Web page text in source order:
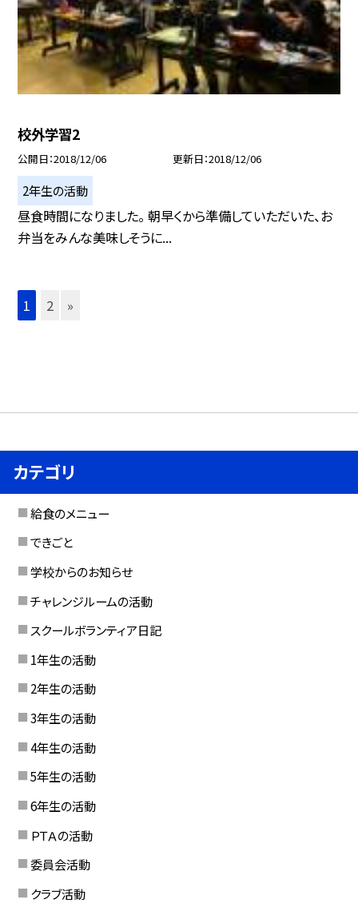
校外学習2
公開日 2018/12/06 更新日 2018/12/06
2年生の活動
昼食時間になりました。 朝早くから準備していただいた、お
弁当をみんな美味しそうに...
1 2 »
カテゴリ
給食のメニュー
できごと
学校からのお知らせ
チャレンジルームの活動
スクールボランティア日記
1年生の活動
2年生の活動
3年生の活動
4年生の活動
5年生の活動
6年生の活動
ＰＴＡの活動
委員会活動
クラブ活動